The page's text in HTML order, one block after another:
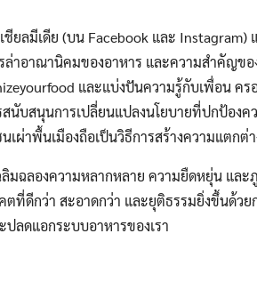
ยลมีเดีย (บน Facebook และ
ล่าอาณานิคมของอาหาร และความสำคัญข
และแบ่งปันความรู้กับเพื่อน ค
นับสนุนการเปลี่ยนแปลงนโยบายที่ปกป้องค
ผ่าพื้นเมืองถือเป็นวิธีการสร้างความแตกต่า
ลิมฉลองความหลากหลาย ความยืดหยุ่น แล
ตที่ดีกว่า สะอาดกว่า และยุติธรรมยิ่งขึ้นด้ว
ลดแอกระบบอาหารของเรา